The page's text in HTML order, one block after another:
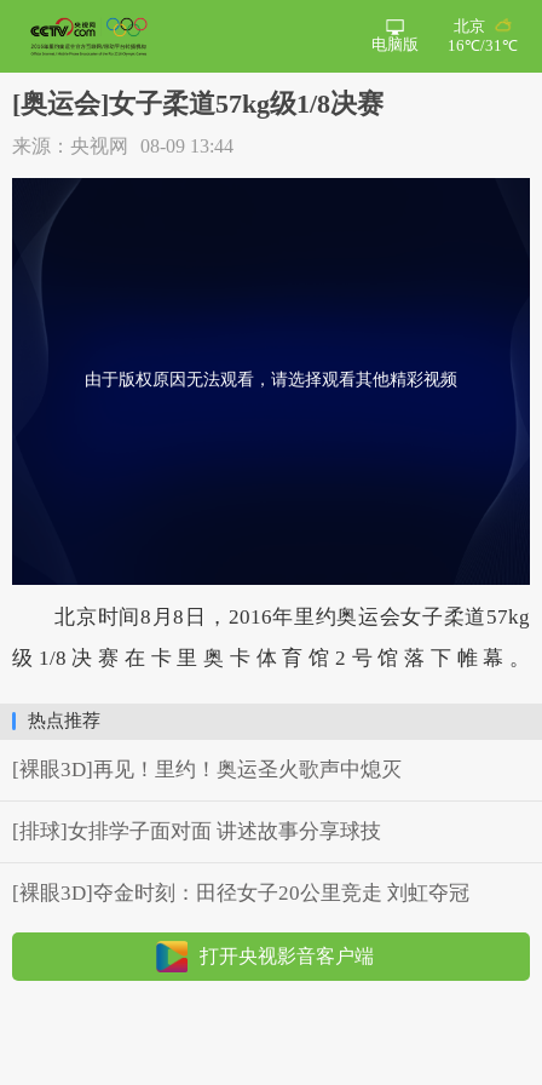
北京
16℃/31℃
电脑版
[奥运会]女子柔道57kg级1/8决赛
来源：央视网 08-09 13:44
由于版权原因无法观看，请选择观看其他精彩视频
北京时间8月8日，2016年里约奥运会女子柔道57kg
级1/8决赛在卡里奥卡体育馆2号馆落下帷幕。
热点推荐
[裸眼3D]再见！里约！奥运圣火歌声中熄灭
[排球]女排学子面对面 讲述故事分享球技
[裸眼3D]夺金时刻：田径女子20公里竞走 刘虹夺冠
打开央视影音客户端